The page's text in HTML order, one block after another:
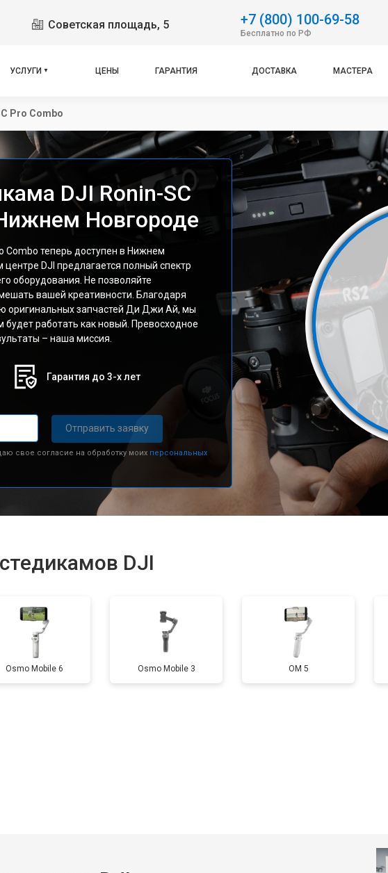
Советская площадь, 5 +7 (800) 100-69-58
Бесплатно по РФ
УСЛУГИ ЦЕНЫ ГАРАНТИЯ ДОСТАВКА МАСТЕРА
Pro Combo
DJI Ronin-SC
Новгороде
Combo теперь доступен в Нижнем
DJI предлагается полный спектр
оборудования. Не позволяйте
вашей креативности. Благодаря
оригинальных запчастей Ди Джи Ай, мы
будет работать как новый. Превосходное
– наша миссия.
Гарантия до 3-х лет
Отправить заявку
свое согласие на обработку моих персональных
DJI
Osmo Mobile 6 Osmo Mobile 3 OM 5